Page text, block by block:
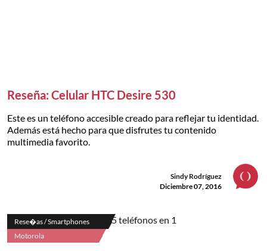
Reseña: Celular HTC Desire 530
Este es un teléfono accesible creado para reflejar tu identidad.
Además está hecho para que disfrutes tu contenido
multimedia favorito.
Sindy Rodríguez
Diciembre 07, 2016
Rese�as / Smartphones
Motorola